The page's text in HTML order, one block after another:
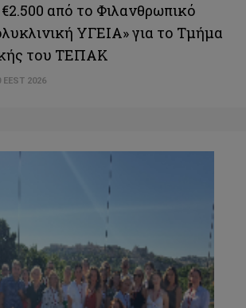
από το Φιλανθρωπικό
ΥΓΕΙΑ» για το Τμήμα
του ΤΕΠΑΚ
2026